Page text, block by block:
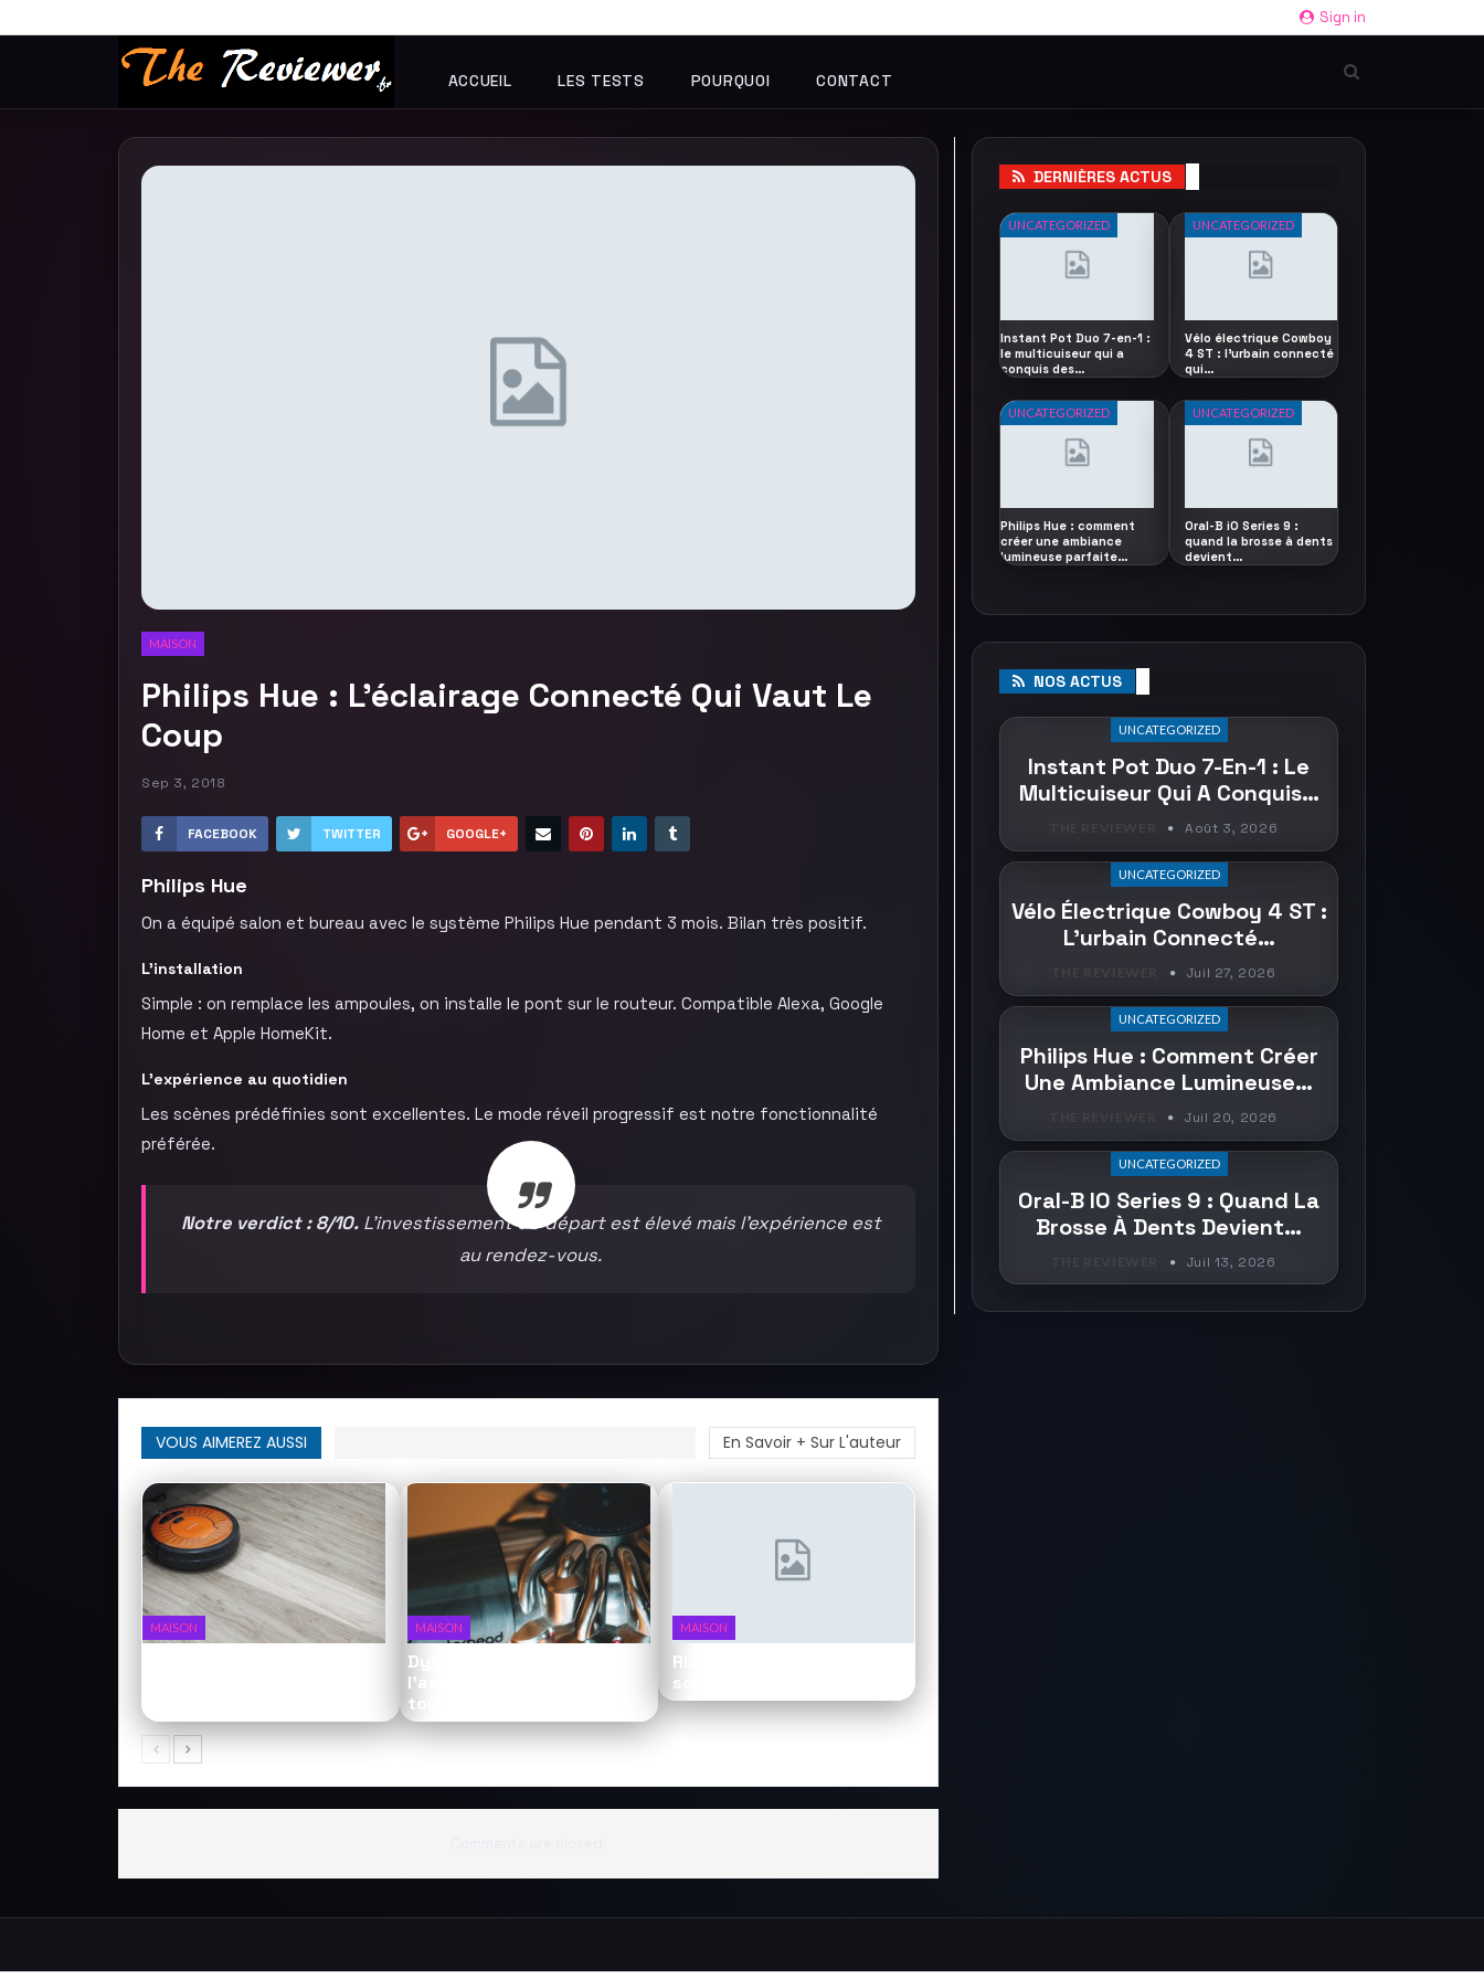
Sign in
ACCUEIL LES TESTS POURQUOI CONTACT
MAISON
Philips Hue : L’éclairage Connecté Qui Vaut Le
Coup
Sep 3, 2018
FACEBOOK TWITTER GOOGLE+
Philips Hue
On a équipé salon et bureau avec le système Philips Hue pendant 3 mois. Bilan très positif.
L’installation
Simple : on remplace les ampoules, on installe le pont sur le routeur. Compatible Alexa, Google
Home et Apple HomeKit.
L’expérience au quotidien
Les scènes prédéfinies sont excellentes. Le mode réveil progressif est notre fonctionnalité
préférée.
Notre verdict : 8/10.L’investissement de départ est élevé mais l’expérience est
au rendez-vous.
VOUS AIMEREZ AUSSI En Savoir + Sur L'auteur
MAISON MAISON
Dyson V15 Detect :
l’aspirateur sans fil qui voit
tout
MAISON
Ring Video Doorbell 4 : la
sonnette qui surveille
DERNIÈRES ACTUS
UNCATEGORIZED
Instant Pot Duo 7-en-1 :
le multicuiseur qui a
conquis des…
UNCATEGORIZED
Vélo électrique Cowboy
4 ST : l’urbain connecté
qui…
UNCATEGORIZED
Philips Hue : comment
créer une ambiance
lumineuse parfaite…
UNCATEGORIZED
Oral-B iO Series 9 :
quand la brosse à dents
devient…
NOS ACTUS
UNCATEGORIZED
Instant Pot Duo 7-En-1 : Le
Multicuiseur Qui A Conquis…
Août 3, 2026
UNCATEGORIZED
Vélo Électrique Cowboy 4 ST :
L’urbain Connecté…
Juil 27, 2026
UNCATEGORIZED
Philips Hue : Comment Créer
Une Ambiance Lumineuse…
Juil 20, 2026
UNCATEGORIZED
Oral-B IO Series 9 : Quand La
Brosse À Dents Devient…
Juil 13, 2026